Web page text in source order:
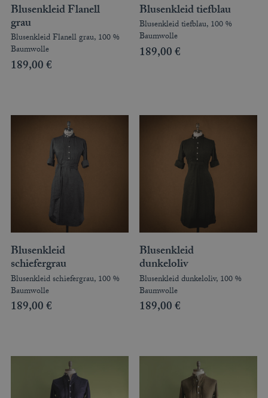
Blusenkleid Flanell
grau
Blusenkleid Flanell grau, 100 %
Baumwolle
189,00€
Blusenkleid tiefblau
Blusenkleid tiefblau, 100 %
Baumwolle
189,00€
Blusenkleid
schiefergrau
Blusenkleid schiefergrau, 100 %
Baumwolle
189,00€
Blusenkleid
dunkeloliv
Blusenkleid dunkeloliv, 100 %
Baumwolle
189,00€